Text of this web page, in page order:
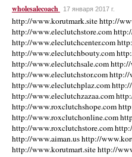
wholesalecoach 17 января 2017 г.
http://www.korutmark.site http://
http://www.eleclutchstore.com
http://www.eleclutchcenter.com
http://www.eleclutchbouty.com
http://www.eleclutchsale.com
http://www.eleclutchstor.com
http://www.eleclutchplaz.com
http://www.eleclutchzazaa.com
http://www.roxclutchshope.com
http://www.roxclutchonline.com
http://www.roxclutchstore.com
http://www.aiman.us http://
http://www.korutmart.site http://